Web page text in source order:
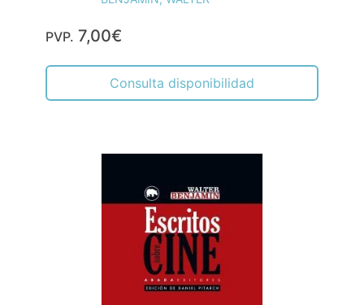
PVP. 7,00€
Consulta disponibilidad